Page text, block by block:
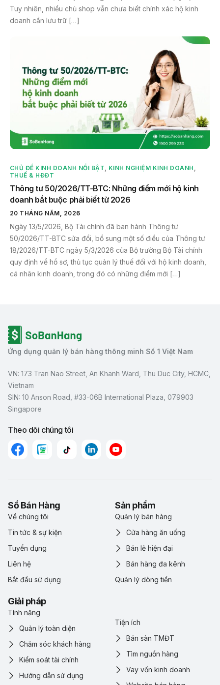
Tuy nhiên, nhiều chủ shop vẫn chưa biết chính xác hộ kinh
doanh cần lưu trữ […]
CHỦ ĐỀ KINH DOANH NỔI BẬT KINH NGHIỆM KINH DOANH
THUẾ & HĐĐT
Thông tư 50/2026/TT-BTC: Những điểm mới hộ kinh
doanh bắt buộc phải biết từ 2026
20 THÁNG NĂM, 2026
Ngày 13/5/2026, Bộ Tài chính đã ban hành Thông tư
50/2026/TT-BTC sửa đổi, bổ sung một số điều của Thông tư
18/2026/TT-BTC ngày 5/3/2026 của Bộ trưởng Bộ Tài chính
quy định về hồ sơ, thủ tục quản lý thuế đối với hộ kinh doanh,
cá nhân kinh doanh, trong đó có những điểm mới […]
Ứng dụng quản lý bán hàng thông minh Số 1 Việt Nam
VN: 173 Tran Nao Street, An Khanh Ward, Thu Duc City, HCMC,
Vietnam
SIN: 10 Anson Road, #33-06B International Plaza, 079903
Singapore
Theo dõi chúng tôi
Sổ Bán Hàng
Về chúng tôi
Tin tức & sự kiện
Tuyển dụng
Liên hệ
Bắt đầu sử dụng
Sản phẩm
Quản lý bán hàng
Cửa hàng ăn uống
Bán lẻ hiện đại
Bán hàng đa kênh
Quản lý dòng tiền
Giải pháp
Tính năng
Quản lý toàn diện
Chăm sóc khách hàng
Kiểm soát tài chính
Hướng dẫn sử dụng
Tiện ích
Bán sàn TMĐT
Tìm nguồn hàng
Vay vốn kinh doanh